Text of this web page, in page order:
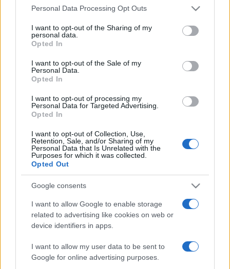
Personal Data Processing Opt Outs
I want to opt-out of the Sharing of my
personal data.
Opted In
I want to opt-out of the Sale of my
Personal Data.
Opted In
I want to opt-out of processing my
Personal Data for Targeted Advertising.
Opted In
I want to opt-out of Collection, Use,
Retention, Sale, and/or Sharing of my
Personal Data that Is Unrelated with the
Purposes for which it was collected.
Opted Out
Google consents
I want to allow Google to enable storage
related to advertising like cookies on web or
device identifiers in apps.
I want to allow my user data to be sent to
Google for online advertising purposes.
Samedi 25 Juillet
11h35
North
Queensland
Brisbane
Broncos
diffusion TV North Queensland Cowboys Brisbane
aura lieu sur BEIN SPORTS . Ce match de